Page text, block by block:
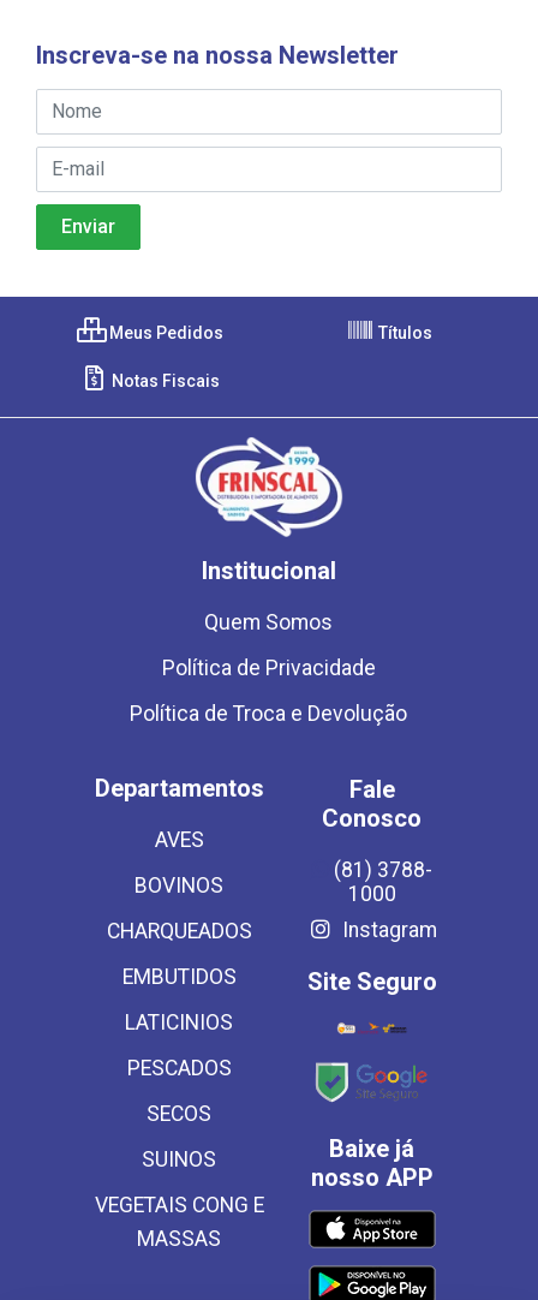
Inscreva-se na nossa Newsletter
Meus Pedidos Títulos
Notas Fiscais
Institucional
Quem Somos
Política de Privacidade
Política de Troca e Devolução
Departamentos
AVES
BOVINOS
CHARQUEADOS
EMBUTIDOS
LATICINIOS
PESCADOS
SECOS
SUINOS
VEGETAIS CONG E
MASSAS
Fale
Conosco
(81) 3788-
1000
Instagram
Site Seguro
Baixe já
nosso APP